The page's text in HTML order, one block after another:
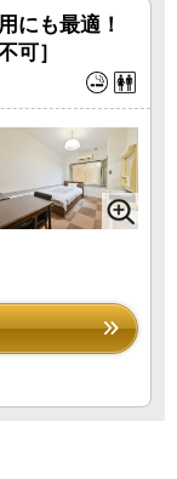
にも最適！
可］